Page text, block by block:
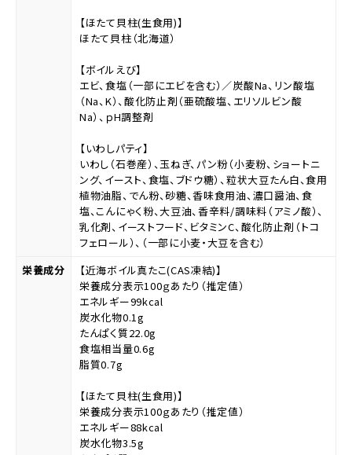
【ほたて貝柱(生食用)】
ほたて貝柱（北海道）
【ボイルえび】
エビ、食塩（一部にエビを含む）／炭酸Na、リン酸塩
（Na、K）、酸化防止剤（亜硫酸塩、エリソルビン酸
Na）、ｐH調整剤
【いわしパティ】
いわし（石巻産）、玉ねぎ、パン粉（小麦粉、ショートニ
ング、イースト、食塩、ブドウ糖）、粒状大豆たん白、食用
植物油脂、でん粉、砂糖、香味食用油、濃口醤油、食
塩、こんにゃく粉、大豆油、香辛料/調味料（アミノ酸）、
乳化剤、イーストフード、ビタミンC、酸化防止剤（トコ
フェロール）、（一部に小麦・大豆を含む）
栄養成分
【近海ボイル真たこ(CAS凍結)】
栄養成分表示100ｇあたり（推定値）
エネルギー99kcal
炭水化物0.1g
たんぱく質22.0g
食塩相当量0.6g
脂質0.7g
【ほたて貝柱(生食用)】
栄養成分表示100ｇあたり（推定値）
エネルギー88kcal
炭水化物3.5g